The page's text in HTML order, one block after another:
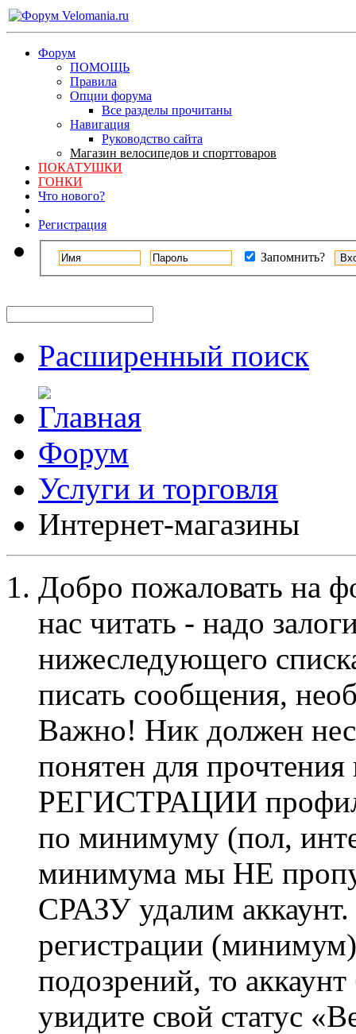
Форум
ПОМОЩЬ
Правила
Опции форума
Все разделы прочитаны
Навигация
Руководство сайта
Магазин велосипедов и спорттоваров
ПОКАТУШКИ
ГОНКИ
Что нового?
Регистрация
Запомнить?
Расширенный поиск
Форум
Услуги и торговля
Интернет-магазины
Добро пожаловать на
нас читать - надо
нижеследующего
писать сообщения,
Важно! Ник должен
понятен для
РЕГИСТРАЦИИ профиль
по минимуму (пол,
минимума мы НЕ
СРАЗУ удалим
регистрации
подозрений, то
увидите свой статус